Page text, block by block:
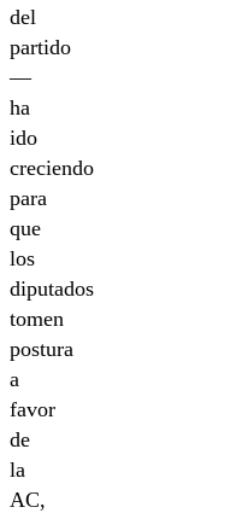
del
partido
—
ha
ido
creciendo
para
que
los
diputados
tomen
postura
a
favor
de
la
AC,